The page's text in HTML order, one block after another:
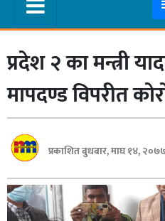
प्रदेश
मधेश
प्रदेश
लुम्बिनी
गण्डकी
बागमती
कर्णाली
प्रदेश २ का मन्त्री
मापदण्ड विपरीत
प्रकाशित बुधबार, माघ १४,